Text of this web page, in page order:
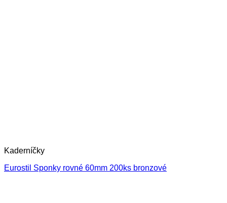
Kaderníčky
Eurostil Sponky rovné 60mm 200ks bronzové